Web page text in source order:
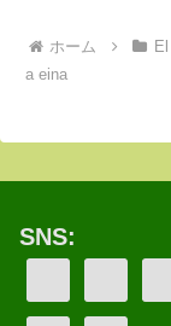
ホーム
a eina
SNS: